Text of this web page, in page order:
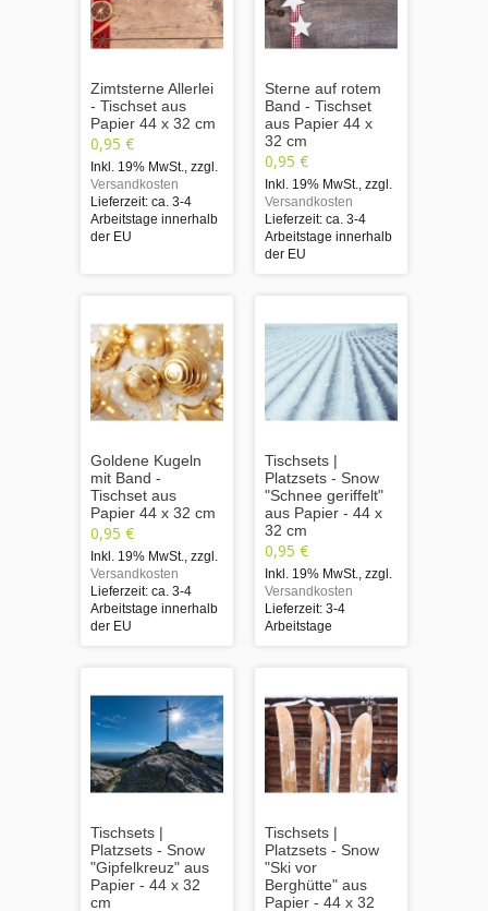
Zimtsterne Allerlei
- Tischset aus
Papier 44 x 32 cm
0,95 €
Inkl. 19% MwSt. zzgl.
Versandkosten
Lieferzeit: ca. 3-4
Arbeitstage innerhalb
der EU
Sterne auf rotem
Band - Tischset
aus Papier 44 x
32 cm
0,95 €
Inkl. 19% MwSt. zzgl.
Versandkosten
Lieferzeit: ca. 3-4
Arbeitstage innerhalb
der EU
Goldene Kugeln
mit Band -
Tischset aus
Papier 44 x 32 cm
0,95 €
Inkl. 19% MwSt. zzgl.
Versandkosten
Lieferzeit: ca. 3-4
Arbeitstage innerhalb
der EU
Tischsets |
Platzsets - Snow
"Schnee geriffelt"
aus Papier - 44 x
32 cm
0,95 €
Inkl. 19% MwSt. zzgl.
Versandkosten
Lieferzeit: 3-4
Arbeitstage
Tischsets |
Platzsets - Snow
"Gipfelkreuz" aus
Papier - 44 x 32
cm
Tischsets |
Platzsets - Snow
"Ski vor
Berghütte" aus
Papier - 44 x 32